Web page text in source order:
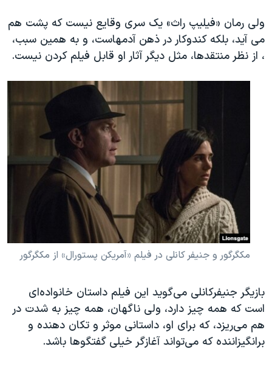
ولی رمان «فیلیپ راث» یک سری وقایع نیست که پشت هم
می آید، بلکه کندوکار در ذهن آدمهاست، و به همین سبب،
، از نظر منتقدها، مثل دیگر آثار او قابل فیلم کردن نیست.
مکگرگور و جنیفر کانلی در فیلم «آمریکن پستورال» از مکگرگور
بازیگر جنیفرکانلی می‌گوید این فیلم داستان خانواده‌ای
است که همه چیز دارد، ولی ناگهان، همه چیز به شدت در
هم می‌ریزد، که برای او، داستانی موثر و تکان دهنده و
برانگیزاننده که می‌تواند آغازگر خیلی گفتگوها باشد.